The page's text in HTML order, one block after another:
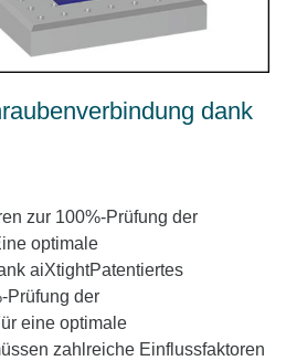
dank
zur 100%-Prüfung der
optimale
aiXtightPatentiertes
Prüfung der
eine optimale
zahlreiche Einflussfaktoren